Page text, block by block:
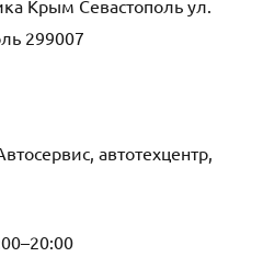
Крым Севастополь ул.
299007
автотехцентр,